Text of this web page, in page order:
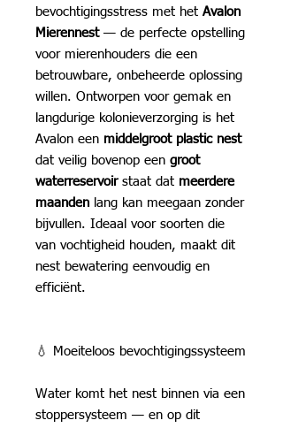
bevochtigingsstress met het Avalon
Mierennest— de perfecte opstelling
voor mierenhouders die een
betrouwbare, onbeheerde oplossing
willen. Ontworpen voor gemak en
langdurige kolonieverzorging is het
Avalon een middelgroot plastic nest
dat veilig bovenop een groot
waterreservoirstaat dat meerdere
maanden lang kan meegaan zonder
bijvullen. Ideaal voor soorten die
van vochtigheid houden, maakt dit
nest bewatering eenvoudig en
efficiënt.
💧 Moeiteloos bevochtigingssysteem
Water komt het nest binnen via een
stoppersysteem — en op dit